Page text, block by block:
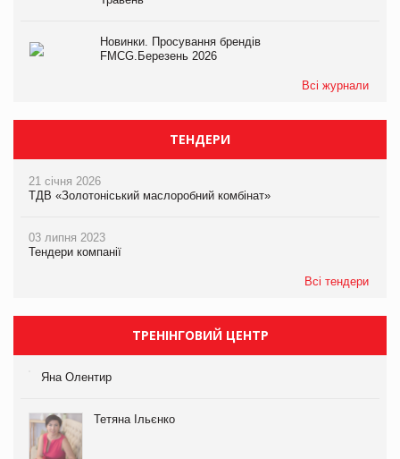
Новинки. Просування брендів
FMCG.Березень 2026
Всі журнали
ТЕНДЕРИ
21 січня 2026
ТДВ «Золотоніський маслоробний комбінат»
03 липня 2023
Тендери компанії
Всі тендери
ТРЕНІНГОВИЙ ЦЕНТР
Яна Олентир
Тетяна Ільєнко